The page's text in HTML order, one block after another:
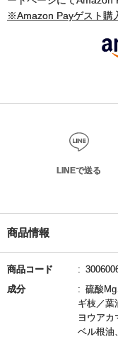
※Amazon Payゲスト購
LINEで送る
商品情報
商品コード
成分
硫酸
ギ枝／葉
ヨウアカ
ベル根油